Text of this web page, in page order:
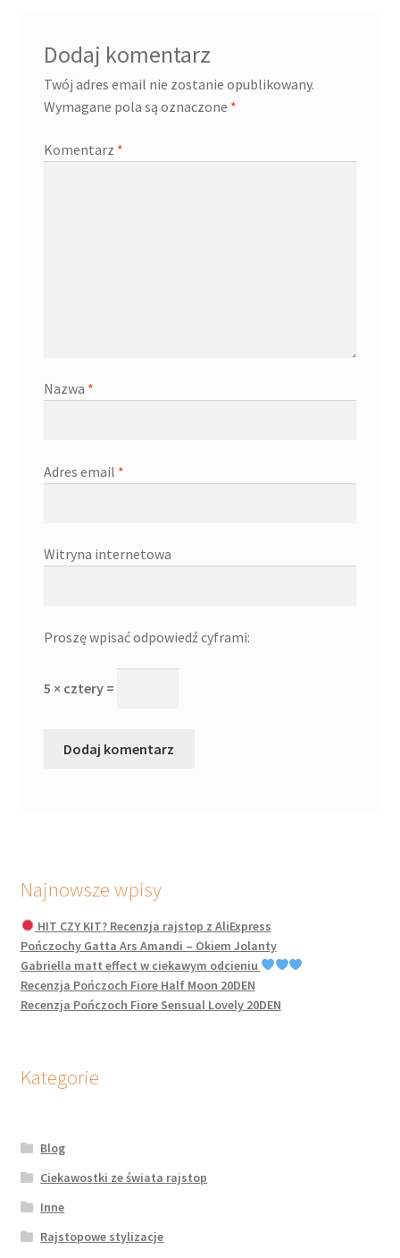
Dodaj komentarz
Twój adres email nie zostanie opublikowany.
Wymagane pola są oznaczone *
Komentarz *
Nazwa *
Adres email *
Witryna internetowa
Proszę wpisać odpowiedź cyframi:
5 × cztery =
Najnowsze wpisy
HIT CZY KIT? Recenzja rajstop z AliExpress
Pończochy Gatta Ars Amandi – Okiem Jolanty
Gabriella matt effect w ciekawym odcieniu
Recenzja Pończoch Fiore Half Moon 20DEN
Recenzja Pończoch Fiore Sensual Lovely 20DEN
Kategorie
Blog
Ciekawostki ze świata rajstop
Inne
Rajstopowe stylizacje